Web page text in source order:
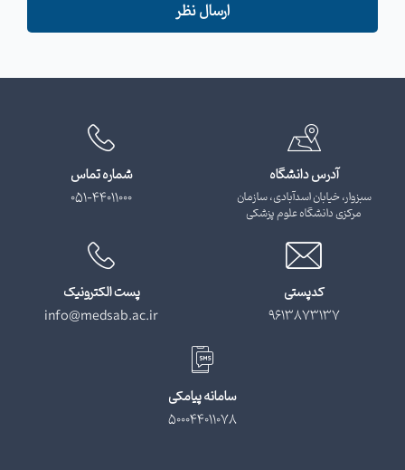
ارسال نظر
آدرس دانشگاه
سبزوار، خیابان اسدآبادی، سازمان
مرکزی دانشگاه علوم پزشکی
شماره تماس
051-44011000
کدپستی
9613873137
پست الکترونیک
info@medsab.ac.ir
سامانه پیامکی
500044011078